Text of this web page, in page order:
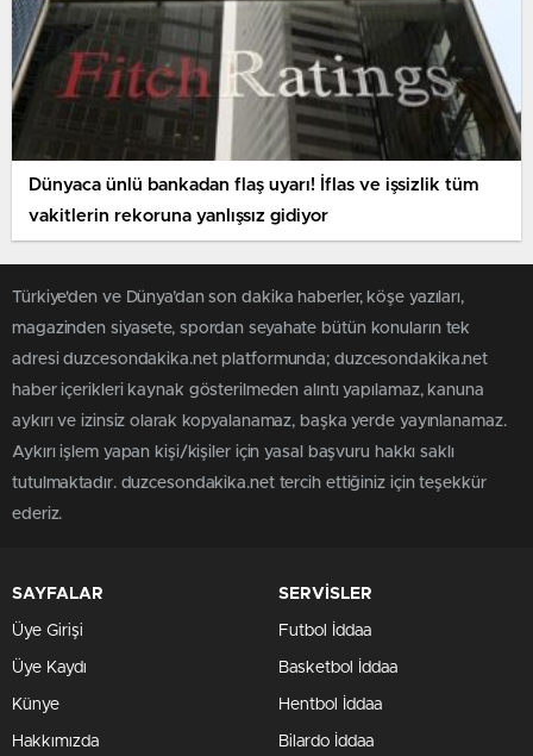
Dünyaca ünlü bankadan flaş uyarı! İflas ve işsizlik tüm
vakitlerin rekoruna yanlışsız gidiyor
Türkiye'den ve Dünya’dan son dakika haberler, köşe yazıları,
magazinden siyasete, spordan seyahate bütün konuların tek
adresi duzcesondakika.net platformunda; duzcesondakika.net
haber içerikleri kaynak gösterilmeden alıntı yapılamaz, kanuna
aykırı ve izinsiz olarak kopyalanamaz, başka yerde yayınlanamaz.
Aykırı işlem yapan kişi/kişiler için yasal başvuru hakkı saklı
tutulmaktadır. duzcesondakika.net tercih ettiğiniz için teşekkür
ederiz.
SAYFALAR
Üye Girişi
Üye Kaydı
Künye
Hakkımızda
SERVİSLER
Futbol İddaa
Basketbol İddaa
Hentbol İddaa
Bilardo İddaa